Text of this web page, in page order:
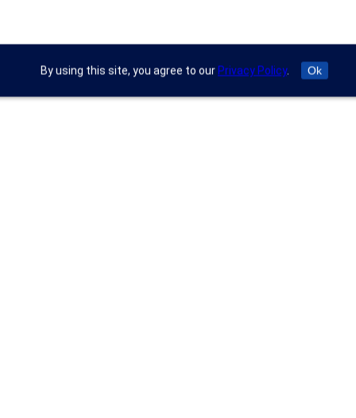
By using this site, you agree to our Privacy Policy. Ok